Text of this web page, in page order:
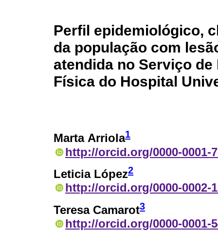
Perfil epidemiológico,
da população com
atendida no Serviço
Física do Hospital
Marta Arriola1
http://orcid.org/0000-0001-
Leticia López2
http://orcid.org/0000-0002-
Teresa Camarot3
http://orcid.org/0000-0001-